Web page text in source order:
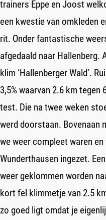
trainers Eppe en Joost
een kwestie van omkleden
rit. Onder fantastische
afgedaald naar Hallenberg.
klim ‘Hallenberger Wald’.
3,5% waarvan 2.6 km tegen
test. Die na twee weken
werd doorstaan. Bovenaan
we weer compleet waren
Wunderthausen ingezet.
weer geklommen worden
kort fel klimmetje van 2.5
zo goed ligt omdat je